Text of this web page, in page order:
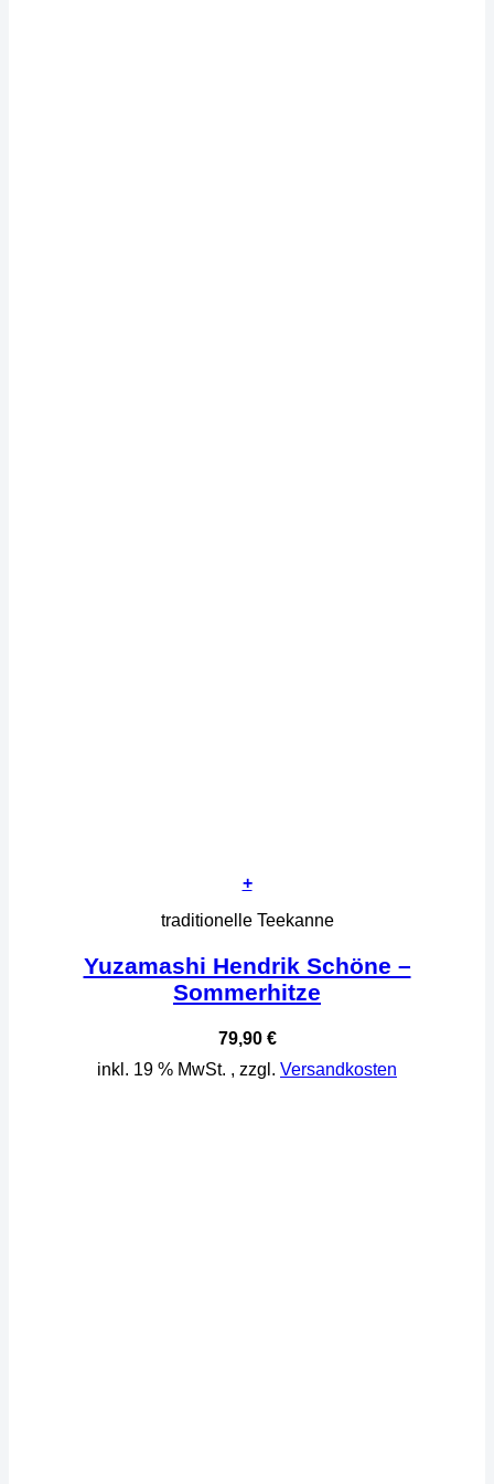
+
traditionelle Teekanne
Yuzamashi Hendrik Schöne –
Sommerhitze
79,90 €
inkl. 19 % MwSt. , zzgl. Versandkosten